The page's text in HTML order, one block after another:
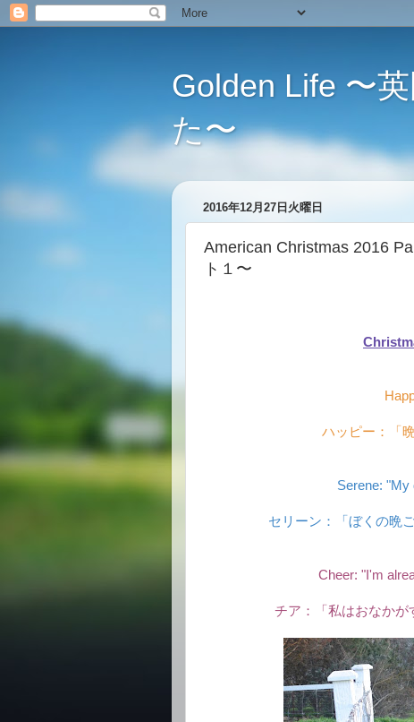
Golden Life 〜
た〜
2016年12月27日火曜日
American Christmas 2016
ト１〜
ハッピー：「
Serene: "My
セリーン：「ぼくの晩
Cheer: "I'm
チア：「私はおなかが